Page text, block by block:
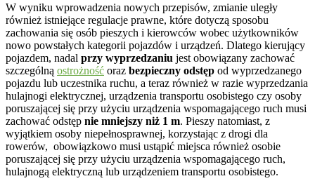
W wyniku wprowadzenia nowych przepisów, zmianie uległy
również istniejące regulacje prawne, które dotyczą sposobu
zachowania się osób pieszych i kierowców wobec użytkowników
nowo powstałych kategorii pojazdów i urządzeń. Dlatego kierujący
pojazdem, nadal przy wyprzedzaniu jest obowiązany zachować
szczególną ostrożność oraz bezpieczny odstęp od wyprzedzanego
pojazdu lub uczestnika ruchu, a teraz również w razie wyprzedzania
hulajnogi elektrycznej, urządzenia transportu osobistego czy osoby
poruszającej się przy użyciu urządzenia wspomagającego ruch musi
zachować odstęp nie mniejszy niż 1 m. Pieszy natomiast, z
wyjątkiem osoby niepełnosprawnej, korzystając z drogi dla
rowerów, obowiązkowo musi ustąpić miejsca również osobie
poruszającej się przy użyciu urządzenia wspomagającego ruch,
hulajnogą elektryczną lub urządzeniem transportu osobistego.